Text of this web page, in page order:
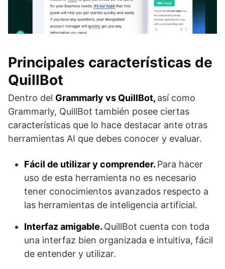
Principales características de
QuillBot
Dentro del Grammarly vs QuillBot, así como
Grammarly, QuillBot también posee ciertas
características que lo hace destacar ante otras
herramientas AI que debes conocer y evaluar.
Fácil de utilizar y comprender. Para hacer
uso de esta herramienta no es necesario
tener conocimientos avanzados respecto a
las herramientas de inteligencia artificial.
Interfaz amigable. QuillBot cuenta con toda
una interfaz bien organizada e intuitiva, fácil
de entender y utilizar.